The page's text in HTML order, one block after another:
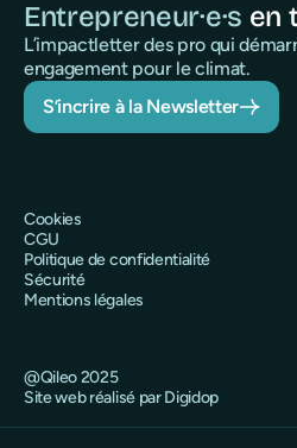
Entrepreneur·e·s en
L’impactletter des pro qui
engagement pour le climat.
S’incrire à la Newsletter
@Qileo 2025
Site web réalisé par Digidop
Cookies
CGU
Politique de confidentialité
Sécurité
Mentions légales